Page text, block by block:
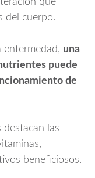
del cuerpo.
una
puede
de
destacan las
beneficiosos.